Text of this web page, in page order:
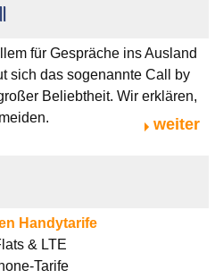
für Gespräche ins Ausland
sich das sogenannte Call by
Beliebtheit. Wir erklären,
weiter
Handytarife
& LTE
Tarife